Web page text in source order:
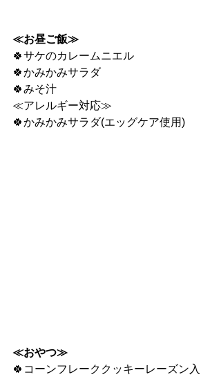
≪お昼ご飯≫
🍀サケのカレームニエル
🍀かみかみサラダ
🍀みそ汁
≪アレルギー対応≫
🍀かみかみサラダ(エッグケア使用)
≪おやつ≫
🍀コーンフレーククッキーレーズン入